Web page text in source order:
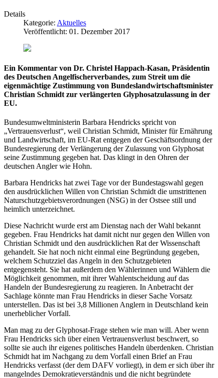
Details
Kategorie: Aktuelles
Veröffentlicht: 01. Dezember 2017
Ein Kommentar von Dr. Christel Happach-Kasan, Präsidentin
des Deutschen Angelfischerverbandes, zum Streit um die
eigenmächtige Zustimmung von Bundeslandwirtschaftsminister
Christian Schmidt zur verlängerten Glyphosatzulassung in der
EU.
Bundesumweltministerin Barbara Hendricks spricht von
„Vertrauensverlust“, weil Christian Schmidt, Minister für Ernährung
und Landwirtschaft, im EU-Rat entgegen der Geschäftsordnung der
Bundesregierung der Verlängerung der Zulassung von Glyphosat
seine Zustimmung gegeben hat. Das klingt in den Ohren der
deutschen Angler wie Hohn.
Barbara Hendricks hat zwei Tage vor der Bundestagswahl gegen
den ausdrücklichen Willen von Christian Schmidt die umstrittenen
Naturschutzgebietsverordnungen (NSG) in der Ostsee still und
heimlich unterzeichnet.
Diese Nachricht wurde erst am Dienstag nach der Wahl bekannt
gegeben. Frau Hendricks hat damit nicht nur gegen den Willen von
Christian Schmidt und den ausdrücklichen Rat der Wissenschaft
gehandelt. Sie hat noch nicht einmal eine Begründung gegeben,
welchem Schutzziel das Angeln in den Schutzgebieten
entgegensteht. Sie hat außerdem den Wählerinnen und Wählern die
Möglichkeit genommen, mit ihrer Wahlentscheidung auf das
Handeln der Bundesregierung zu reagieren. In Anbetracht der
Sachlage könnte man Frau Hendricks in dieser Sache Vorsatz
unterstellen. Das ist bei 3,8 Millionen Anglern in Deutschland kein
unerheblicher Vorfall.
Man mag zu der Glyphosat-Frage stehen wie man will. Aber wenn
Frau Hendricks sich über einen Vertrauensverlust beschwert, so
sollte sie auch ihr eigenes politisches Handeln überdenken. Christian
Schmidt hat im Nachgang zu dem Vorfall einen Brief an Frau
Hendricks verfasst (der dem DAFV vorliegt), in dem er sich über ihr
mangelndes Demokratieverständnis und die nicht begründete